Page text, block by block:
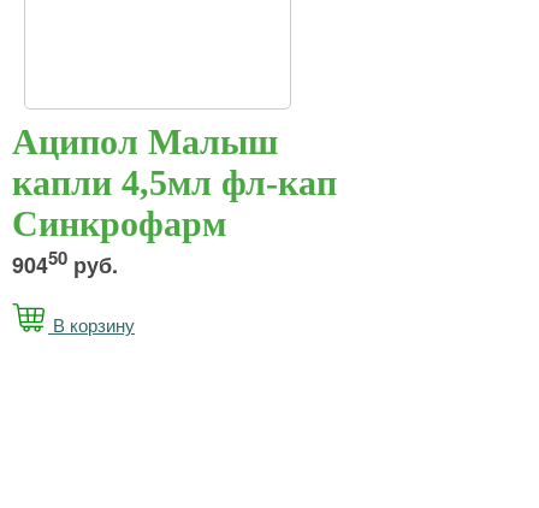
Аципол Малыш
капли 4,5мл фл-кап
Синкрофарм
90450 руб.
В корзину